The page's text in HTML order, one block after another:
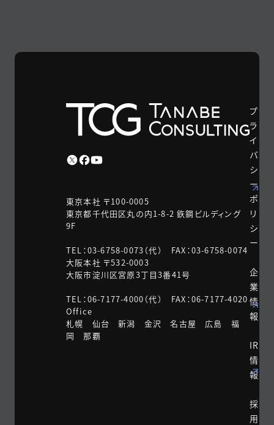
東京本社 〒100-0005
東京都千代田区丸の内1-8-2 鉃鋼ビルディング
9F
TEL：03-6758-0073（代） FAX：03-6758-0074
大阪本社 〒532-0003
大阪市淀川区宮原3丁目3番41号
TEL：06-7177-4000（代） FAX：06-7177-4020
Office
札幌 仙台 新潟 金沢 名古屋 広島 福
岡 那覇
プ
ラ
イ
バ
シ
ー
ポ
リ
シ
ー
企
業
情
報
IR
情
報
採
用